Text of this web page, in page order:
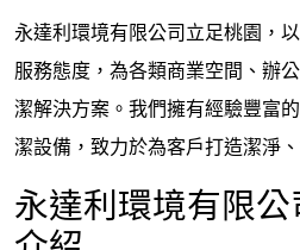
永達利環境有限公司立足桃園，
服務態度，為各類商業空間、辦
潔解決方案。我們擁有經驗豐富
潔設備，致力於為客戶打造潔淨
永達利環境有限